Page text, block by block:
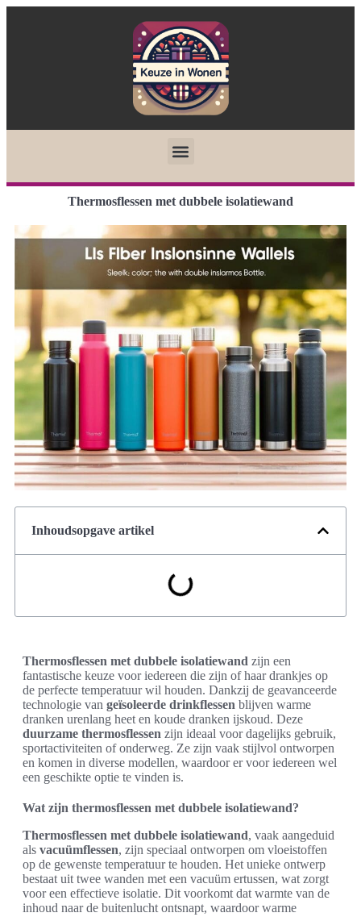
Thermosflessen met dubbele isolatiewand
Inhoudsopgave artikel
Thermosflessen met dubbele isolatiewand zijn een
fantastische keuze voor iedereen die zijn of haar drankjes op
de perfecte temperatuur wil houden. Dankzij de geavanceerde
technologie van geïsoleerde drinkflessen blijven warme
dranken urenlang heet en koude dranken ijskoud. Deze
duurzame thermosflessen zijn ideaal voor dagelijks gebruik,
sportactiviteiten of onderweg. Ze zijn vaak stijlvol ontworpen
en komen in diverse modellen, waardoor er voor iedereen wel
een geschikte optie te vinden is.
Wat zijn thermosflessen met dubbele isolatiewand?
Thermosflessen met dubbele isolatiewand, vaak aangeduid
als vacuümflessen, zijn speciaal ontworpen om vloeistoffen
op de gewenste temperatuur te houden. Het unieke ontwerp
bestaat uit twee wanden met een vacuüm ertussen, wat zorgt
voor een effectieve isolatie. Dit voorkomt dat warmte van de
inhoud naar de buitenlucht ontsnapt, waardoor warme